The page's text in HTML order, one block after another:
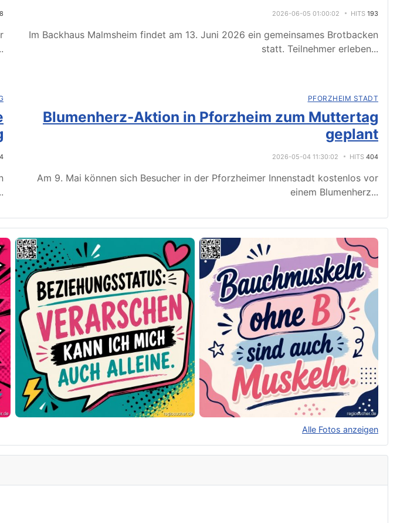
2026-06-05 01:00:02 HITS 193
Im Backhaus Malmsheim findet am 13. Juni 2026 ein gemeinsames Brotbacken
statt. Teilnehmer erleben...
PFORZHEIM STADT
Blumenherz-Aktion in Pforzheim zum Muttertag
geplant
2026-05-04 11:30:02 HITS 404
Am 9. Mai können sich Besucher in der Pforzheimer Innenstadt kostenlos vor
einem Blumenherz...
Alle Fotos anzeigen